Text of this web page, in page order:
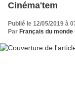
Cinéma'tem
Publié le 12/05/2019 à
Par Français du